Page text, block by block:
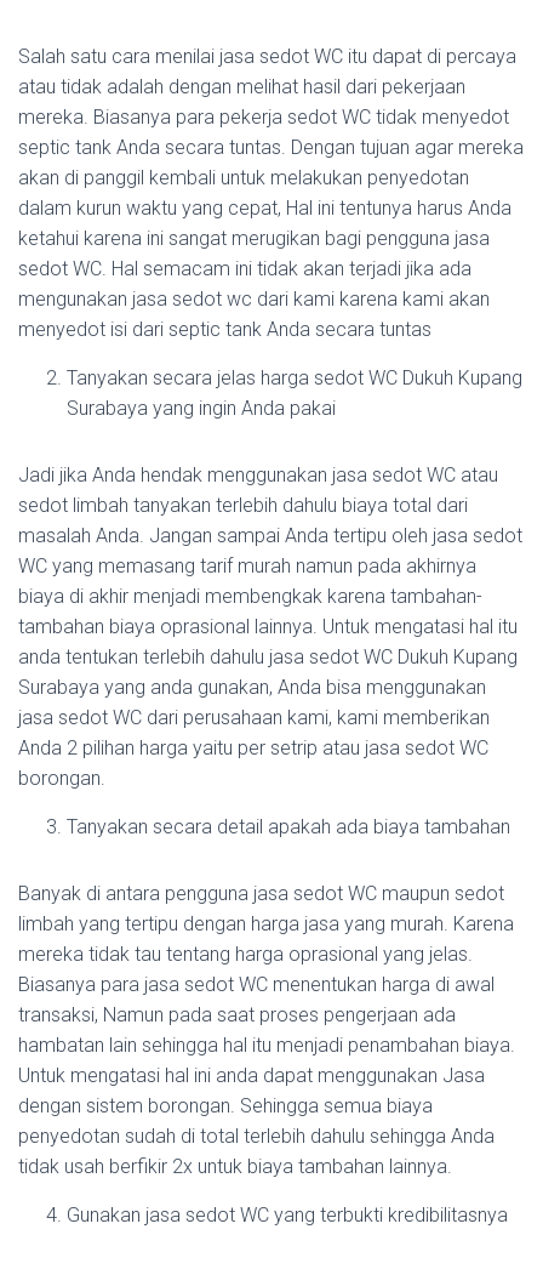
Salah satu cara menilai jasa sedot WC itu dapat di percaya
atau tidak adalah dengan melihat hasil dari pekerjaan
mereka. Biasanya para pekerja sedot WC tidak menyedot
septic tank Anda secara tuntas. Dengan tujuan agar mereka
akan di panggil kembali untuk melakukan penyedotan
dalam kurun waktu yang cepat, Hal ini tentunya harus Anda
ketahui karena ini sangat merugikan bagi pengguna jasa
sedot WC. Hal semacam ini tidak akan terjadi jika ada
mengunakan jasa sedot wc dari kami karena kami akan
menyedot isi dari septic tank Anda secara tuntas
Tanyakan secara jelas harga sedot WC Dukuh Kupang
Surabaya yang ingin Anda pakai
Jadi jika Anda hendak menggunakan jasa sedot WC atau
sedot limbah tanyakan terlebih dahulu biaya total dari
masalah Anda. Jangan sampai Anda tertipu oleh jasa sedot
WC yang memasang tarif murah namun pada akhirnya
biaya di akhir menjadi membengkak karena tambahan-
tambahan biaya oprasional lainnya. Untuk mengatasi hal itu
anda tentukan terlebih dahulu jasa sedot WC Dukuh Kupang
Surabaya yang anda gunakan, Anda bisa menggunakan
jasa sedot WC dari perusahaan kami, kami memberikan
Anda 2 pilihan harga yaitu per setrip atau jasa sedot WC
borongan.
Tanyakan secara detail apakah ada biaya tambahan
Banyak di antara pengguna jasa sedot WC maupun sedot
limbah yang tertipu dengan harga jasa yang murah. Karena
mereka tidak tau tentang harga oprasional yang jelas.
Biasanya para jasa sedot WC menentukan harga di awal
transaksi, Namun pada saat proses pengerjaan ada
hambatan lain sehingga hal itu menjadi penambahan biaya.
Untuk mengatasi hal ini anda dapat menggunakan Jasa
dengan sistem borongan. Sehingga semua biaya
penyedotan sudah di total terlebih dahulu sehingga Anda
tidak usah berfikir 2x untuk biaya tambahan lainnya.
Gunakan jasa sedot WC yang terbukti kredibilitasnya